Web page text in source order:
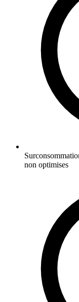
non optimises